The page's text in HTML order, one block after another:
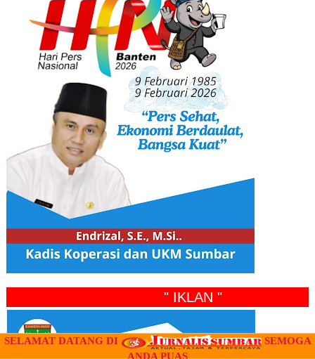
" IKLAN "
SELAMAT DATANG DI
SEMOGA
ANDA PUAS